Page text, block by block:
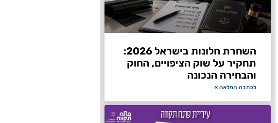
השחרת חלונות בישראל 2026:
תחקיר על שוק הציפויים, החוק
והבחירה הנכונה
לכתבה המלאה »